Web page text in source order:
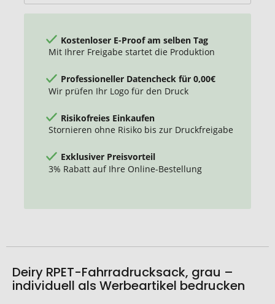
Kostenloser E-Proof am selben Tag
Mit Ihrer Freigabe startet die Produktion
Professioneller Datencheck für 0,00€
Wir prüfen Ihr Logo für den Druck
Risikofreies Einkaufen
Stornieren ohne Risiko bis zur Druckfreigabe
Exklusiver Preisvorteil
3% Rabatt auf Ihre Online-Bestellung
Deiry RPET-Fahrradrucksack, grau –
individuell als Werbeartikel bedrucken